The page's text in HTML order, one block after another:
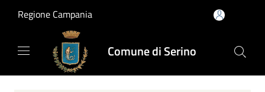
Regione Campania
Comune di Serino